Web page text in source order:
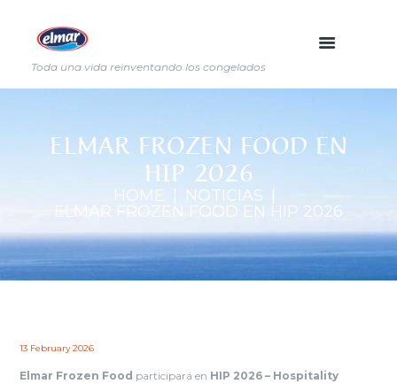
Toda una vida reinventando los congelados
ELMAR FROZEN FOOD EN
HIP 2026
HOME
NOTICIAS
ELMAR FROZEN FOOD EN HIP 2026
13 February 2026
Elmar Frozen Food participará en HIP 2026 – Hospitality